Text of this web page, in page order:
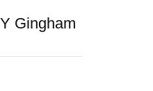
Gingham